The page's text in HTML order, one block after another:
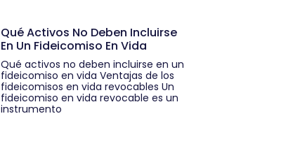
Qué Activos No Deben Incluirse
En Un Fideicomiso En Vida
Qué activos no deben incluirse en un
fideicomiso en vida Ventajas de los
fideicomisos en vida revocables Un
fideicomiso en vida revocable es un
instrumento